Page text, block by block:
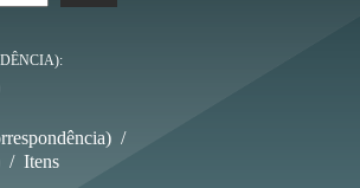
/
/ Itens